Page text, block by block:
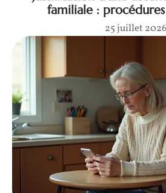
familiale :
25 juillet 2026